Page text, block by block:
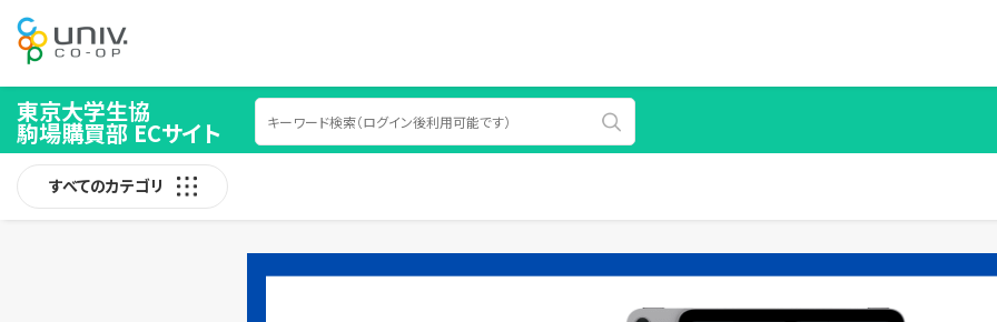
東京大学生協
駒場購買部 ECサイト
すべてのカテゴリ